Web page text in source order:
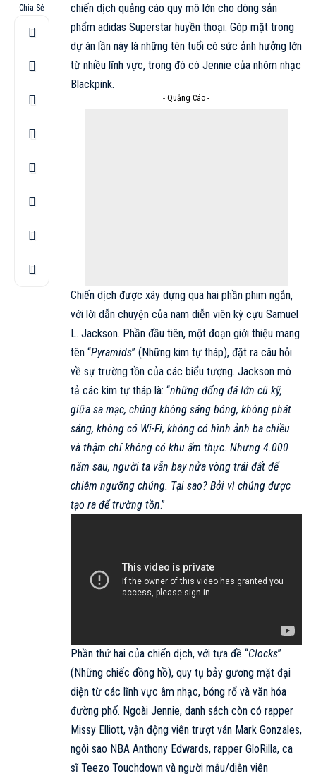
Chia Sẻ
chiến dịch quảng cáo quy mô lớn cho dòng sản
phẩm adidas Superstar huyền thoại. Góp mặt trong
dự án lần này là những tên tuổi có sức ảnh hưởng lớn
từ nhiều lĩnh vực, trong đó có Jennie của nhóm nhạc
Blackpink.
- Quảng Cáo -
Chiến dịch được xây dựng qua hai phần phim ngắn,
với lời dẫn chuyện của nam diễn viên kỳ cựu Samuel
L. Jackson. Phần đầu tiên, một đoạn giới thiệu mang
tên “Pyramids” (Những kim tự tháp), đặt ra câu hỏi
về sự trường tồn của các biểu tượng. Jackson mô
tả các kim tự tháp là: “những đống đá lớn cũ kỹ,
giữa sa mạc, chúng không sáng bóng, không phát
sáng, không có Wi-Fi, không có hình ảnh ba chiều
và thậm chí không có khu ẩm thực. Nhưng 4.000
năm sau, người ta vẫn bay nửa vòng trái đất để
chiêm ngưỡng chúng. Tại sao? Bởi vì chúng được
tạo ra để trường tồn.”
Phần thứ hai của chiến dịch, với tựa đề “Clocks”
(Những chiếc đồng hồ), quy tụ bảy gương mặt đại
diện từ các lĩnh vực âm nhạc, bóng rổ và văn hóa
đường phố. Ngoài Jennie, danh sách còn có rapper
Missy Elliott, vận động viên trượt ván Mark Gonzales,
ngôi sao NBA Anthony Edwards, rapper GloRilla, ca
sĩ Teezo Touchdown và người mẫu/diễn viên